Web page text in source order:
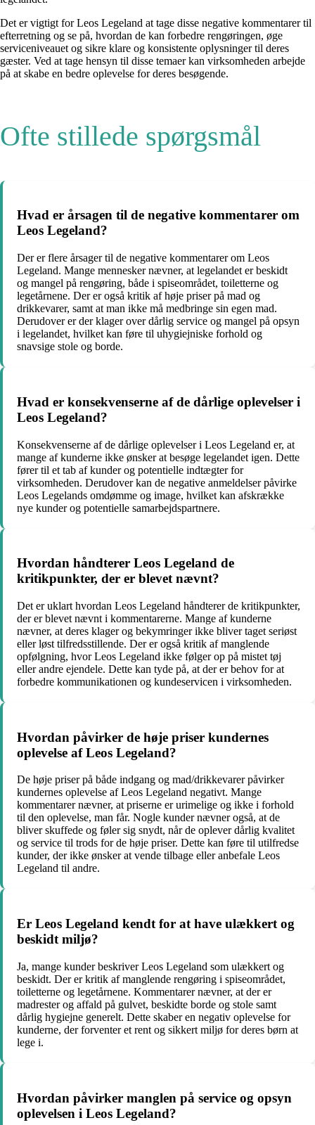
Det er vigtigt for Leos Legeland at tage disse negative kommentarer til
efterretning og se på, hvordan de kan forbedre rengøringen, øge
serviceniveauet og sikre klare og konsistente oplysninger til deres
gæster. Ved at tage hensyn til disse temaer kan virksomheden arbejde
på at skabe en bedre oplevelse for deres besøgende.
Ofte stillede spørgsmål
Hvad er årsagen til de negative kommentarer om
Leos Legeland?
Der er flere årsager til de negative kommentarer om Leos
Legeland. Mange mennesker nævner, at legelandet er beskidt
og mangel på rengøring, både i spiseområdet, toiletterne og
legetårnene. Der er også kritik af høje priser på mad og
drikkevarer, samt at man ikke må medbringe sin egen mad.
Derudover er der klager over dårlig service og mangel på opsyn
i legelandet, hvilket kan føre til uhygiejniske forhold og
snavsige stole og borde.
Hvad er konsekvenserne af de dårlige oplevelser i
Leos Legeland?
Konsekvenserne af de dårlige oplevelser i Leos Legeland er, at
mange af kunderne ikke ønsker at besøge legelandet igen. Dette
fører til et tab af kunder og potentielle indtægter for
virksomheden. Derudover kan de negative anmeldelser påvirke
Leos Legelands omdømme og image, hvilket kan afskrække
nye kunder og potentielle samarbejdspartnere.
Hvordan håndterer Leos Legeland de
kritikpunkter, der er blevet nævnt?
Det er uklart hvordan Leos Legeland håndterer de kritikpunkter,
der er blevet nævnt i kommentarerne. Mange af kunderne
nævner, at deres klager og bekymringer ikke bliver taget seriøst
eller løst tilfredsstillende. Der er også kritik af manglende
opfølgning, hvor Leos Legeland ikke følger op på mistet tøj
eller andre ejendele. Dette kan tyde på, at der er behov for at
forbedre kommunikationen og kundeservicen i virksomheden.
Hvordan påvirker de høje priser kundernes
oplevelse af Leos Legeland?
De høje priser på både indgang og mad/drikkevarer påvirker
kundernes oplevelse af Leos Legeland negativt. Mange
kommentarer nævner, at priserne er urimelige og ikke i forhold
til den oplevelse, man får. Nogle kunder nævner også, at de
bliver skuffede og føler sig snydt, når de oplever dårlig kvalitet
og service til trods for de høje priser. Dette kan føre til utilfredse
kunder, der ikke ønsker at vende tilbage eller anbefale Leos
Legeland til andre.
Er Leos Legeland kendt for at have ulækkert og
beskidt miljø?
Ja, mange kunder beskriver Leos Legeland som ulækkert og
beskidt. Der er kritik af manglende rengøring i spiseområdet,
toiletterne og legetårnene. Kommentarer nævner, at der er
madrester og affald på gulvet, beskidte borde og stole samt
dårlig hygiejne generelt. Dette skaber en negativ oplevelse for
kunderne, der forventer et rent og sikkert miljø for deres børn at
lege i.
Hvordan påvirker manglen på service og opsyn
oplevelsen i Leos Legeland?